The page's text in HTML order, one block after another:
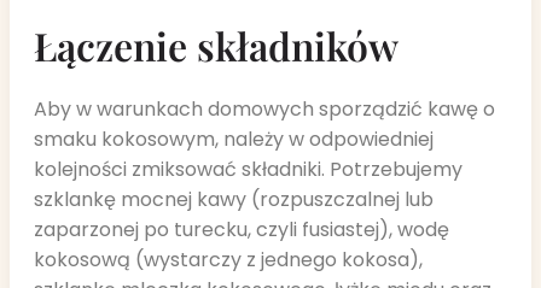
Łączenie składników
Aby w warunkach domowych sporządzić kawę o
smaku kokosowym, należy w odpowiedniej
kolejności zmiksować składniki. Potrzebujemy
szklankę mocnej kawy (rozpuszczalnej lub
zaparzonej po turecku, czyli fusiastej), wodę
kokosową (wystarczy z jednego kokosa),